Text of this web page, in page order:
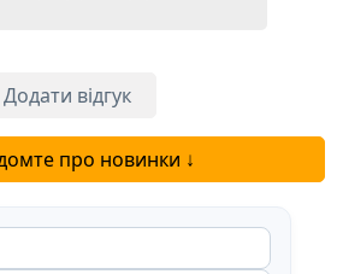
її гумор. Вона вміє про
Додати відгук
про новинки ↓